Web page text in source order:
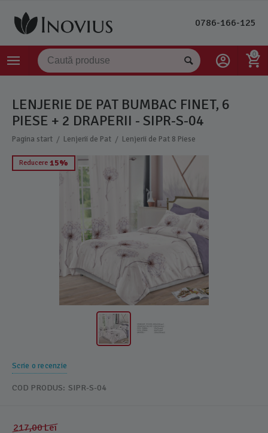
0786-166-125
0
LENJERIE DE PAT BUMBAC FINET, 6
PIESE + 2 DRAPERII - SIPR-S-04
Pagina start / Lenjerii de Pat / Lenjerii de Pat 8 Piese
Reducere 15%
Scrie o recenzie
COD PRODUS: SIPR-S-04
217,00Lei